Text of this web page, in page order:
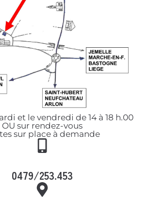
et le vendredi de 14 à 18 h.00
OU sur rendez-vous
sur place à demande
0479/253.453